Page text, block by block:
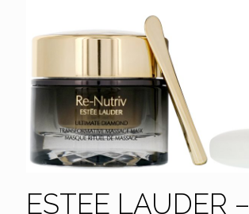
ESTEE LAUDER –